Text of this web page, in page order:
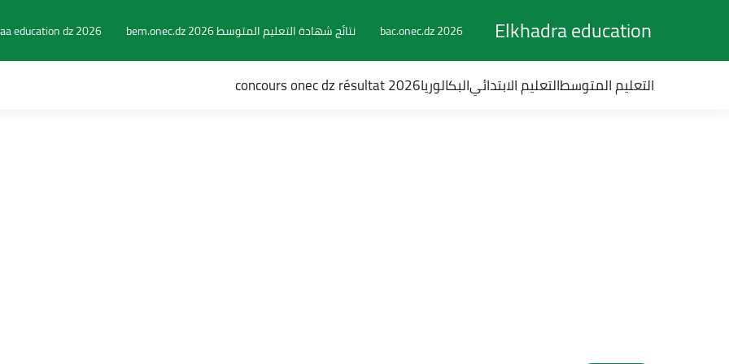
Elkhadra education
bac.onec.dz 2026 نتائج شهادة التعليم المتوسط 2026 bem.onec.dz education dz 2026
التعليم المتوسطالتعليم الابتدائيالبكالورياconcours onec dz résultat 2026